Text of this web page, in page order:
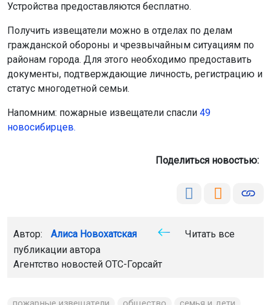
Устройства предоставляются бесплатно.
Получить извещатели можно в отделах по делам
гражданской обороны и чрезвычайным ситуациям по
районам города. Для этого необходимо предоставить
документы, подтверждающие личность, регистрацию и
статус многодетной семьи.
Напомним: пожарные извещатели спасли 49
новосибирцев.
Поделиться новостью:
Автор: Алиса Новохатская
Читать все
публикации автора
Агентство новостей ОТС-Горсайт